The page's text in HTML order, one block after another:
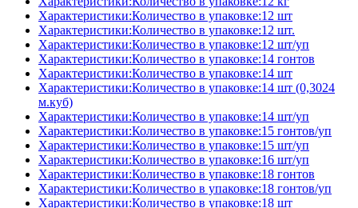
Характеристики:Количество в упаковке:12 шт
Характеристики:Количество в упаковке:12 шт.
Характеристики:Количество в упаковке:12 шт/уп
Характеристики:Количество в упаковке:14 гонтов
Характеристики:Количество в упаковке:14 шт
Характеристики:Количество в упаковке:14 шт (0,3024
м.куб)
Характеристики:Количество в упаковке:14 шт/уп
Характеристики:Количество в упаковке:15 гонтов/уп
Характеристики:Количество в упаковке:15 шт/уп
Характеристики:Количество в упаковке:16 шт/уп
Характеристики:Количество в упаковке:18 гонтов
Характеристики:Количество в упаковке:18 гонтов/уп
Характеристики:Количество в упаковке:18 шт